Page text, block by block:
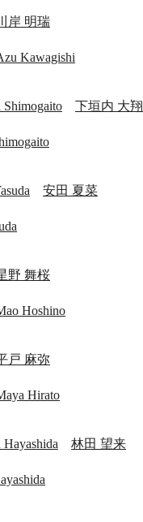
岸 明瑞
Kawagishi
下垣内 大翔
安田 夏菜
野 舞桜
Hoshino
戸 麻弥
Hirato
林田 望来